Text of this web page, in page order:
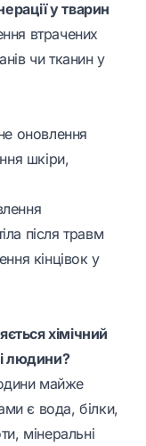
у тварин
втрачених
чи тканин у
оновлення
шкіри,
після травм
кінцівок у
хімічний
людини?
майже
є вода, білки,
мінеральні